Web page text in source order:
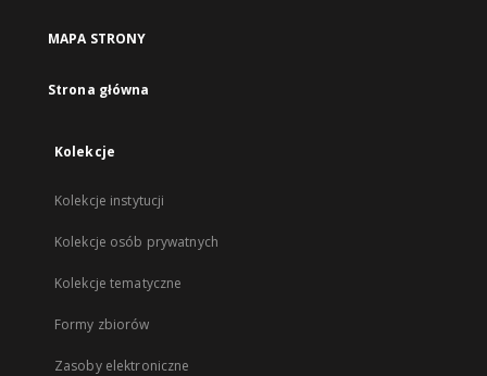
MAPA STRONY
Strona główna
Kolekcje
Kolekcje instytucji
Kolekcje osób prywatnych
Kolekcje tematyczne
Formy zbiorów
Zasoby elektroniczne